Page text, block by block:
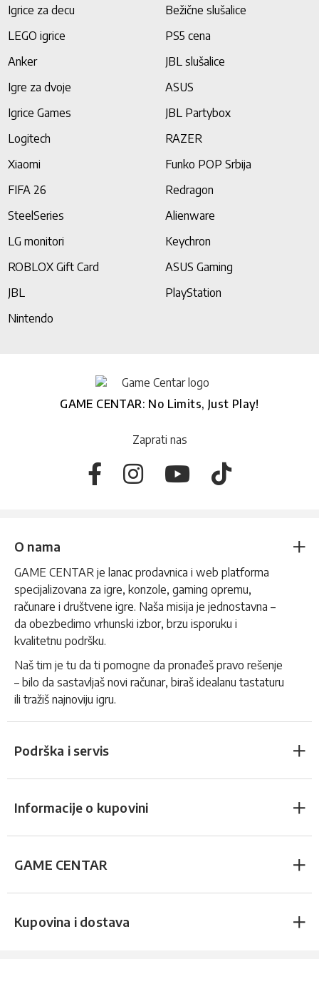
Igrice za decu
Bežične slušalice
LEGO igrice
PS5 cena
Anker
JBL slušalice
Igre za dvoje
ASUS
Igrice Games
JBL Partybox
Logitech
RAZER
Xiaomi
Funko POP Srbija
FIFA 26
Redragon
SteelSeries
Alienware
LG monitori
Keychron
ROBLOX Gift Card
ASUS Gaming
JBL
PlayStation
Nintendo
GAME CENTAR: No Limits, Just Play!
Zaprati nas
O nama
GAME CENTAR je lanac prodavnica i web platforma
specijalizovana za igre, konzole, gaming opremu,
računare i društvene igre. Naša misija je jednostavna –
da obezbedimo vrhunski izbor, brzu isporuku i
kvalitetnu podršku.
Naš tim je tu da ti pomogne da pronađeš pravo rešenje
– bilo da sastavljaš novi računar, biraš idealanu tastaturu
ili tražiš najnoviju igru.
Podrška i servis
Informacije o kupovini
GAME CENTAR
Kupovina i dostava